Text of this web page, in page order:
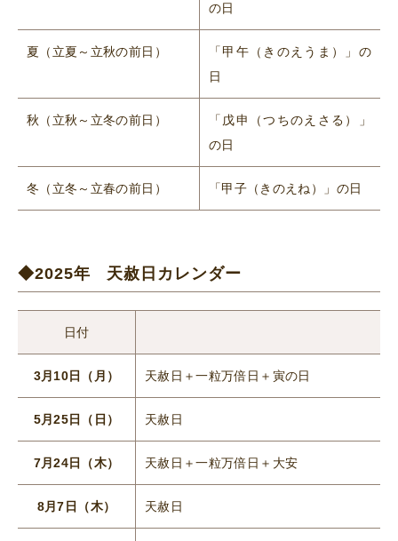
の日
夏（立夏～立秋の前日）
「甲午（きのえうま）」の
日
秋（立秋～立冬の前日）
「戊申（つちのえさる）」
の日
冬（立冬～立春の前日） 「甲子（きのえね）」の日
◆2025年 天赦日カレンダー
日付
3月10日（月） 天赦日＋一粒万倍日＋寅の日
5月25日（日） 天赦日
7月24日（木） 天赦日＋一粒万倍日＋大安
8月7日（木） 天赦日